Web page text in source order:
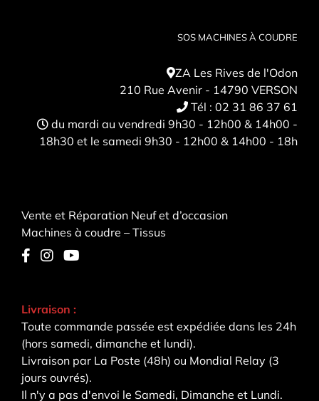
SOS MACHINES À COUDRE
ZA Les Rives de l'Odon
210 Rue Avenir - 14790 VERSON
Tél : 02 31 86 37 61
du mardi au vendredi 9h30 - 12h00 & 14h00 -
18h30 et le samedi 9h30 - 12h00 & 14h00 - 18h
Vente et Réparation Neuf et d’occasion
Machines à coudre – Tissus
Livraison :
Toute commande passée est expédiée dans les 24h
(hors samedi, dimanche et lundi).
Livraison par La Poste (48h) ou Mondial Relay (3
jours ouvrés).
Il n'y a pas d'envoi le Samedi, Dimanche et Lundi.